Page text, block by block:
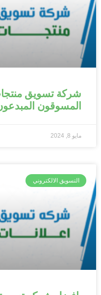
شركة تسويق
المسوقون المبدعون 2024
مايو 8, 2024
التسويق الالكتروني